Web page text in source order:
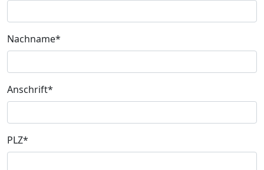
Nachname*
Anschrift*
PLZ*